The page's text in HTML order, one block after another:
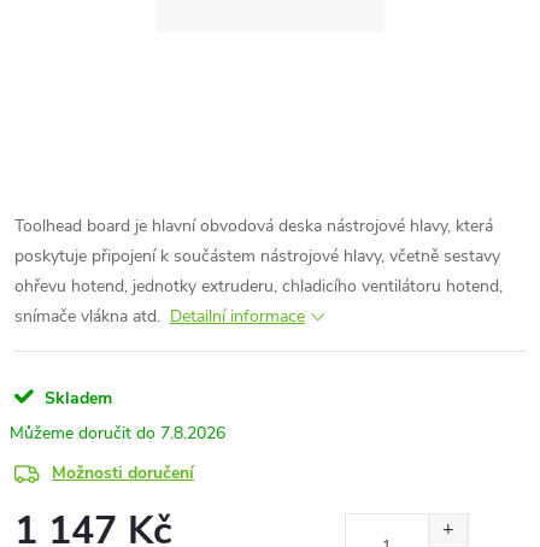
Toolhead board je hlavní obvodová deska nástrojové hlavy, která
poskytuje připojení k součástem nástrojové hlavy, včetně sestavy
ohřevu hotend, jednotky extruderu, chladicího ventilátoru hotend,
snímače vlákna atd. Detailní informace
Skladem
7.8.2026
Možnosti doručení
1 147 Kč